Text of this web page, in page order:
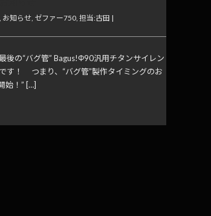
お知らせ ゼファー750 ,担当:古田 |
後の“バグ管” Bagus!Φ90汎用チタンサイレン
す！ つまり、“バグ管”製作タイミングのお
始！” […]